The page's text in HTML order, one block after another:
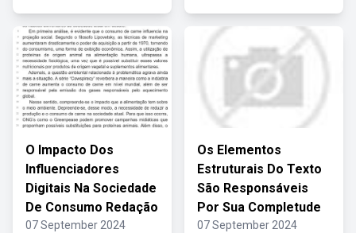
O Impacto Dos
Influenciadores
Digitais Na Sociedade
De Consumo Redação
07 September 2024
Os Elementos
Estruturais Do Texto
São Responsáveis
Por Sua Completude
07 September 2024